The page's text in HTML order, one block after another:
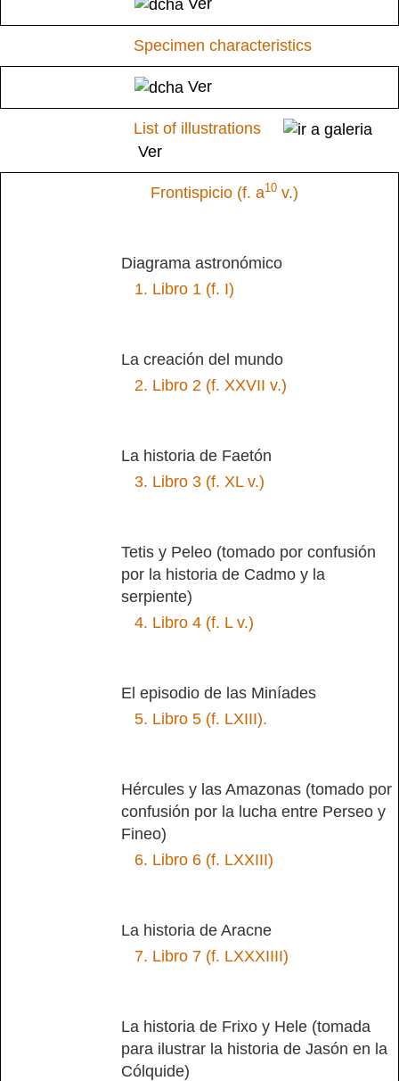
Specimen characteristics
Ver
List of illustrations
Ver
Frontispicio (f. a1 0 v.)
Diagrama astronómico
1. Libro 1 (f. I)
La creación del mundo
2. Libro 2 (f. XXVII v.)
La historia de Faetón
3. Libro 3 (f. XL v.)
Tetis y Peleo (tomado por confusión
por la historia de Cadmo y la
serpiente)
4. Libro 4 (f. L v.)
El episodio de las Miníades
5. Libro 5 (f. LXIII).
Hércules y las Amazonas (tomado por
confusión por la lucha entre Perseo y
Fineo)
6. Libro 6 (f. LXXIII)
La historia de Aracne
7. Libro 7 (f. LXXXIIII)
La historia de Frixo y Hele (tomada
para ilustrar la historia de Jasón en la
Cólquide)